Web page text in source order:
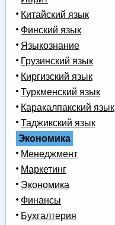
Китайский язык
Финский язык
Языкознание
Грузинский язык
Киргизский язык
Туркменский язык
Каракалпакский язык
Таджикский язык
Экономика
Менеджмент
Маркетинг
Экономика
Финансы
Бухгалтерия